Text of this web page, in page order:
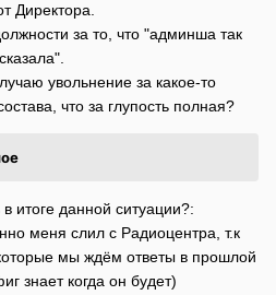
Директора.
за то, что "админша так
сказала".
увольнение за какое-то
что за глупость полная?
в итоге данной ситуации?:
меня слил с Радиоцентра, т.к
мы ждём ответы в прошлой
знает когда он будет)